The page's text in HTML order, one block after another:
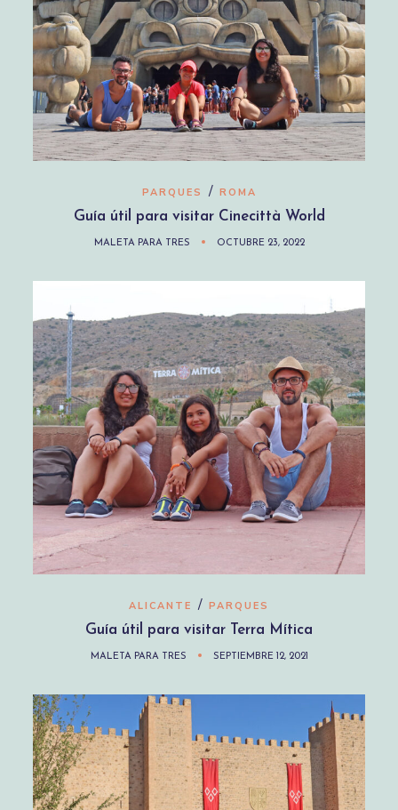
PARQUES / ROMA
Guía útil para visitar Cinecittà World
MALETA PARA TRES OCTUBRE 23, 2022
ALICANTE / PARQUES
Guía útil para visitar Terra Mítica
MALETA PARA TRES SEPTIEMBRE 12, 2021